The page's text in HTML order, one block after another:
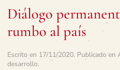
Diálogo
rumbo al país
Escrito en 17/11/2020. Publicado en
desarrollo.